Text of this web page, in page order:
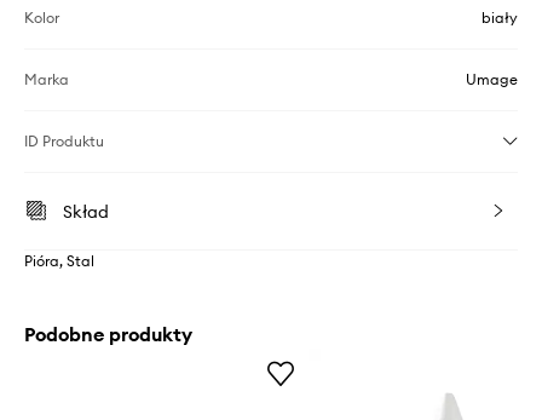
Kolor biały
Marka Umage
ID Produktu
Skład
Pióra, Stal
Podobne produkty